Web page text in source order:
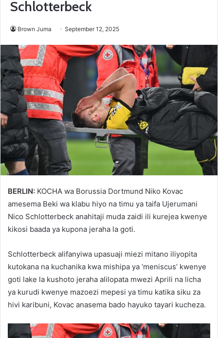
Schlotterbeck
Brown Juma September 12, 2025
BERLIN: KOCHA wa Borussia Dortmund Niko Kovac
amesema Beki wa klabu hiyo na timu ya taifa Ujerumani
Nico Schlotterbeck anahitaji muda zaidi ili kurejea kwenye
kikosi baada ya kupona jeraha la goti.
Schlotterbeck alifanyiwa upasuaji miezi mitano iliyopita
kutokana na kuchanika kwa mishipa ya ‘meniscus’ kwenye
goti lake la kushoto jeraha alilopata mwezi Aprili na licha
ya kurudi kwenye mazoezi mepesi ya timu katika siku za
hivi karibuni, Kovac anasema bado hayuko tayari kucheza.